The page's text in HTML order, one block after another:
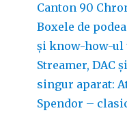
Canton 90
Boxele de
și know-how-
Streamer,
singur aparat:
Spendor –